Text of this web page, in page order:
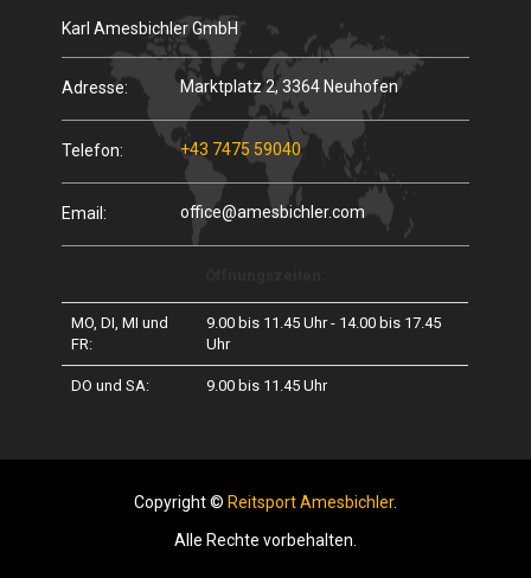
Karl Amesbichler GmbH
Adresse: Marktplatz 2, 3364 Neuhofen
Telefon: +43 7475 59040
Email: office@amesbichler.com
MO, DI, MI und
FR:
9.00 bis 11.45 Uhr - 14.00 bis 17.45
Uhr
DO und SA: 9.00 bis 11.45 Uhr
Copyright © Reitsport Amesbichler.
Alle Rechte vorbehalten.